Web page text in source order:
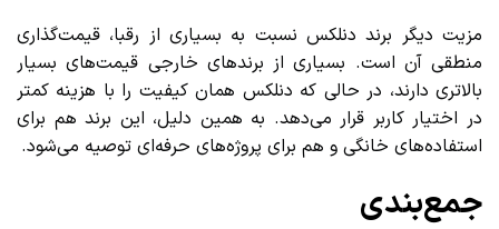
مزیت دیگر برند دنلکس نسبت به بسیاری از رقبا، قیمت‌گذاری
منطقی آن است. بسیاری از برندهای خارجی قیمت‌های بسیار
بالاتری دارند، در حالی که دنلکس همان کیفیت را با هزینه کمتر
در اختیار کاربر قرار می‌دهد. به همین دلیل، این برند هم برای
استفاده‌های خانگی و هم برای پروژه‌های حرفه‌ای توصیه می‌شود.
جمع‌بندی